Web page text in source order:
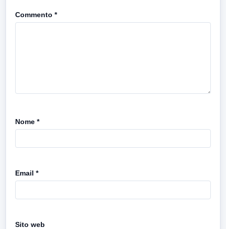
Commento *
Nome *
Email *
Sito web